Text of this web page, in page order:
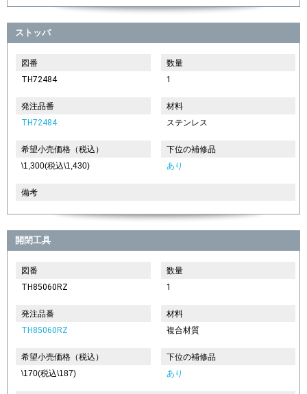
ストッパ
図番
TH72484
数量
1
発注品番
TH72484
材料
ステンレス
希望小売価格（税込）
\1,300(税込\1,430)
下位の補修品
あり
備考
開閉工具
図番
TH85060RZ
数量
1
発注品番
TH85060RZ
材料
複合材質
希望小売価格（税込）
\170(税込\187)
下位の補修品
あり